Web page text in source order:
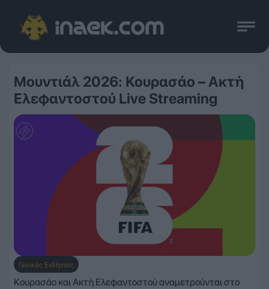
Μουντιάλ 2026: Κουρασάο – Ακτή
Ελεφαντοστού Live Streaming
Γενικές Ειδήσεις
Κουρασάο και Ακτή Ελεφαντοστού αναμετρούνται στο